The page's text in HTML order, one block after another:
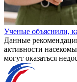
Ученые объяснили,
Данные
активности
могут оказаться